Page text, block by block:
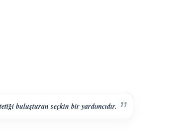
buluşturan seçkin bir yardımcıdır.